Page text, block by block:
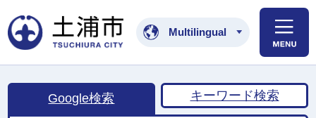
土浦市公式ホームペ
Multilingual
Google検索 キーワード検索